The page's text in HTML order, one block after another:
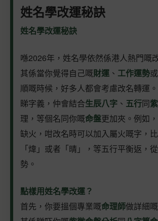
姓名學改運秘訣
姓名學改運秘訣
喺2026年，姓名學依然係港人熱門嘅
其係當你覺得自己嘅財運 、 工作運勢
順嘅時候，好多人都會考慮改名轉運
睇字義，仲會結合生辰八字 、 五行同
理，等個名同你嘅命盤更加夾。例如
缺火，咁改名時可以加入屬火嘅字，
「煒」或者「晴」，等五行平衡返，
勢。
點樣用姓名學改運？
首先，你要搵個專業嘅命理師做詳細嘅